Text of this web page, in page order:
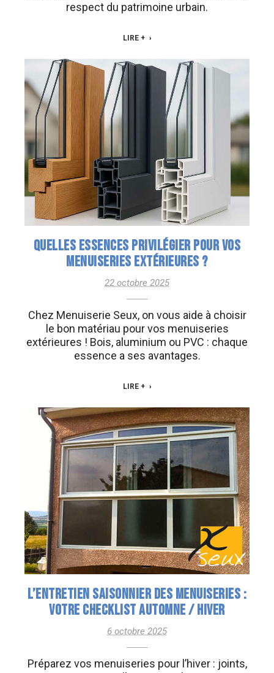
respect du patrimoine urbain.
LIRE +
QUELLES ESSENCES PRIVILÉGIER POUR VOS
MENUISERIES EXTÉRIEURES ?
22 octobre 2025
Chez Menuiserie Seux, on vous aide à choisir
le bon matériau pour vos menuiseries
extérieures ! Bois, aluminium ou PVC : chaque
essence a ses avantages.
LIRE +
L’ENTRETIEN SAISONNIER DES MENUISERIES :
VOTRE CHECKLIST AUTOMNE / HIVER
6 octobre 2025
Préparez vos menuiseries pour l’hiver : joints,